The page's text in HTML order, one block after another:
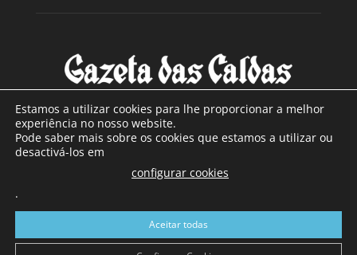
SOBRE NÓS
Com sede nas Caldas da Rainha e mais de 90 anos de
a sul de distrito de Leiria, com mais de 40.000 leitores por
toda a região Oeste. Jornal com distribuição em Portugal
Continental e assinatura online.
Estamos a utilizar cookies para lhe proporcionar a melhor
experiência no nosso website.
Pode saber mais sobre os cookies que estamos a utilizar ou
desactivá-los em
configurar cookies
.
Aceitar todas